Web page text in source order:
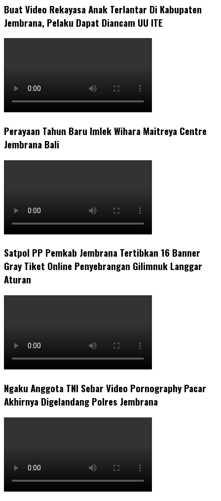
Buat Video Rekayasa Anak Terlantar Di Kabupaten
Jembrana, Pelaku Dapat Diancam UU ITE
Perayaan Tahun Baru Imlek Wihara Maitreya Centre
Jembrana Bali
Satpol PP Pemkab Jembrana Tertibkan 16 Banner
Gray Tiket Online Penyebrangan Gilimnuk Langgar
Aturan
Ngaku Anggota TNI Sebar Video Pornography Pacar
Akhirnya Digelandang Polres Jembrana